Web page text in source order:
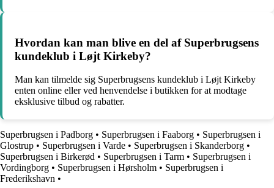
Hvordan kan man blive en del af Superbrugsens
kundeklub i Løjt Kirkeby?
Man kan tilmelde sig Superbrugsens kundeklub i Løjt Kirkeby
enten online eller ved henvendelse i butikken for at modtage
eksklusive tilbud og rabatter.
Superbrugsen i Padborg • Superbrugsen i Faaborg • Superbrugsen i
Glostrup • Superbrugsen i Varde • Superbrugsen i Skanderborg •
Superbrugsen i Birkerød • Superbrugsen i Tarm • Superbrugsen i
Vordingborg • Superbrugsen i Hørsholm • Superbrugsen i
Frederikshavn •